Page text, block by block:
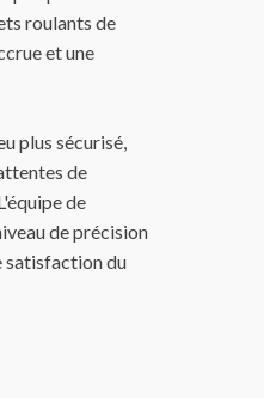
roulants de
et une
plus sécurisé,
de
de
de précision
satisfaction du